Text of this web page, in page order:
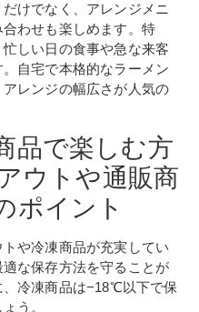
けでなく、アレンジメニ
わせも楽しめます。特
しい日の食事や急な来客
自宅で本格的なラーメン
レンジの幅広さが人気の
品で楽しむ方
ウトや通販商
ポイント
や冷凍商品が充実してい
な保存方法を守ることが
冷凍商品は−18℃以下で保
う。